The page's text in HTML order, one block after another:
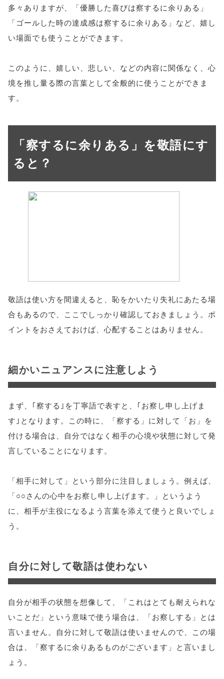
多々ありますが、「優勝した喜びは察するに余りある」
「ゴールした時の達成感は察するに余りある」など、嬉し
い場面でも使うことができます。
このように、嬉しい、悲しい、などの内容に関係なく、心
境を推し量る際の言葉として全般的に使うことができま
す。
「察するに余りある」を敬語にす
ると？
敬語は使い方を間違えると、恥をかいたり失礼にあたる場
合もあるので、ここでしっかり確認しておきましょう。ポ
イントをおさえておけば、心配することはありません。
細かいニュアンスに注意しよう
まず、｢察する｣を丁寧語で表すと、｢お察し申し上げま
す｣となります。この時に、「察する」に対して「お」を
付ける場合は、自分ではなく相手の心境や状態に対して発
言していることになります。
「相手に対して」という部分に注目しましょう。例えば、
「○○さんの心中をお察し申し上げます。」というよう
に、相手が主役になるよう言葉を添えて使うと良いでしょ
う。
自分に対して敬語は使わない
自分が相手の状態を想像して、「これはとても耐えられな
いことだ」という意味で使う場合は、「お察しする」とは
言いません。自分に対して敬語は使いませんので、この場
合は、「察するに余りあるものがございます」と言いまし
ょう。